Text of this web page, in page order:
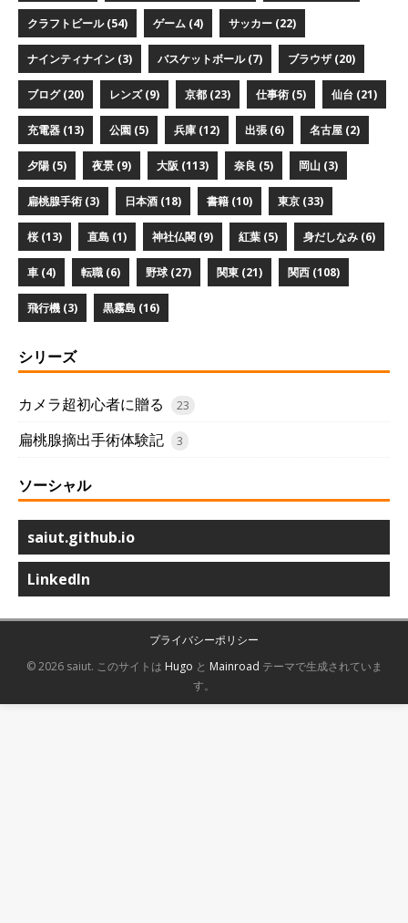
クラフトビール (54) ゲーム (4) サッカー (22)
ナインティナイン (3) バスケットボール (7) ブラウザ (20)
ブログ (20) レンズ (9) 京都 (23) 仕事術 (5) 仙台 (21)
充電器 (13) 公園 (5) 兵庫 (12) 出張 (6) 名古屋 (2)
夕陽 (5) 夜景 (9) 大阪 (113) 奈良 (5) 岡山 (3)
扁桃腺手術 (3) 日本酒 (18) 書籍 (10) 東京 (33)
桜 (13) 直島 (1) 神社仏閣 (9) 紅葉 (5) 身だしなみ (6)
車 (4) 転職 (6) 野球 (27) 関東 (21) 関西 (108)
飛行機 (3) 黒霧島 (16)
シリーズ
カメラ超初心者に贈る 23
扁桃腺摘出手術体験記 3
ソーシャル
saiut.github.io
LinkedIn
プライバシーポリシー
© 2026 saiut. このサイトは Hugo と Mainroad テーマで生成されていま
す。